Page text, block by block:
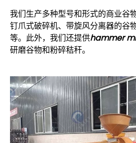
我们生产多种型号和形式的商业谷
钉爪式破碎机、带旋风分离器的谷
等。此外，我们还提供hammer
研磨谷物和粉碎秸秆。